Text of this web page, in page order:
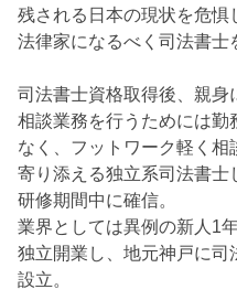
残される日本の現状を危惧
法律家になるべく司法書士
司法書士資格取得後、親身
相談業務を行うためには勤
なく、フットワーク軽く相
寄り添える独立系司法書士
研修期間中に確信。
業界としては異例の新人1
独立開業し、地元神戸に司
設立。